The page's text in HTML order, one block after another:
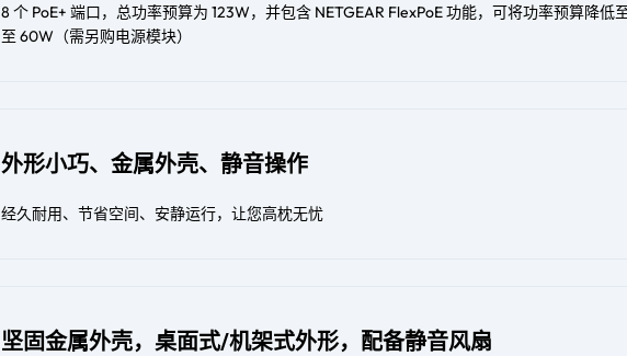
8 个 PoE+ 端口，总功率预算为 123W，并包含 NETGEAR FlexPoE 功能，可将功率预算降低
至 60W（需另购电源模块）
外形小巧、金属外壳、静音操作
经久耐用、节省空间、安静运行，让您高枕无忧
坚固金属外壳，桌面式/机架式外形，配备静音风扇